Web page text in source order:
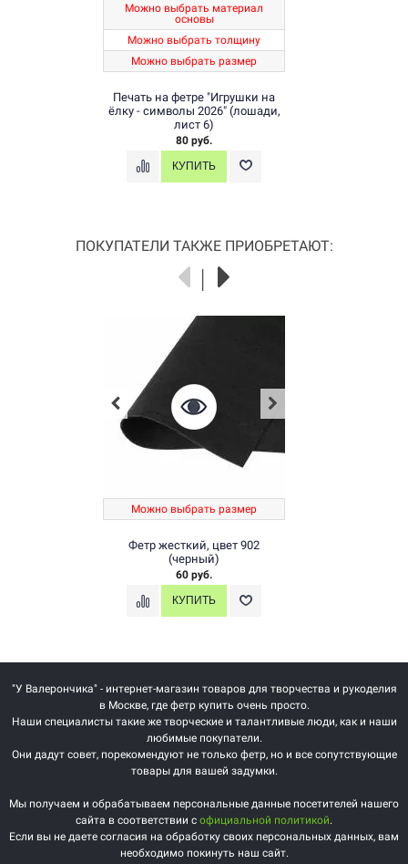
Можно выбрать материал
основы
Можно выбрать толщину
Можно выбрать размер
Печать на фетре "Игрушки на
ёлку - символы 2026" (лошади,
лист 6)
80 руб.
ПОКУПАТЕЛИ ТАКЖЕ ПРИОБРЕТАЮТ:
Можно выбрать размер
Фетр жесткий, цвет 902
(черный)
60 руб.
"У Валерончика" - интернет-магазин товаров для творчества и рукоделия
в Москве, где фетр купить очень просто.
Наши специалисты такие же творческие и талантливые люди, как и наши
любимые покупатели.
Они дадут совет, порекомендуют не только фетр, но и все сопутствующие
товары для вашей задумки.
Мы получаем и обрабатываем персональные данные посетителей нашего
сайта в соответствии с официальной политикой.
Если вы не даете согласия на обработку своих персональных данных, вам
необходимо покинуть наш сайт.